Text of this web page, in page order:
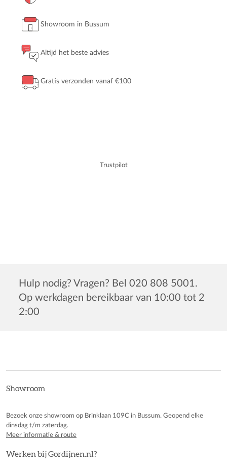
Showroom in Bussum
Altijd het beste advies
Gratis verzonden vanaf €100
Trustpilot
Hulp nodig? Vragen? Bel 020 808 5001.
Op werkdagen bereikbaar van 10:00 tot 2
2:00
Showroom
Bezoek onze showroom op Brinklaan 109C in Bussum. Geopend elke
dinsdag t/m zaterdag.
Meer informatie & route
Werken bij Gordijnen.nl?